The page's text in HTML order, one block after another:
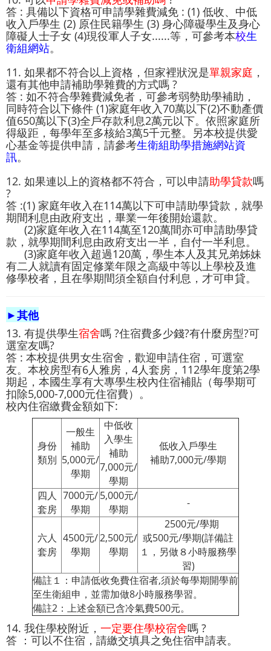
答 : 具備以下資格可申請學雜費減免 : (1) 低收、中低
收入戶學生 (2) 原住民籍學生 (3) 身心障礙學生及身心
障礙人士子女 (4)現役軍人子女......等，可參考本校生
衛組網站。
11. 如果都不符合以上資格，但家裡狀況是單親家庭 ，
還有其他申請補助學雜費的方式嗎 ?
答 : 如不符合學雜費減免者，可參考弱勢助學補助，
同時符合以下條件 (1)家庭年收入70萬以下(2)不動產價
值650萬以下(3)全戶存款利息2萬元以下。依照家庭所
得級距，每學年至多核給3萬5千元整。另本校提供愛
心基金等提供申請，請參考生衛組助學措施網站資
訊。
12. 如果連以上的資格都不符合，可以申請助學貸款嗎
?
答 :(1) 家庭年收入在114萬以下可申請助學貸款，就學
期間利息由政府支出，畢業一年後開始還款。
(2)家庭年收入在114萬至120萬間亦可申請助學貸
款，就學期間利息由政府支出一半，自付一半利息。
(3)家庭年收入超過120萬，學生本人及其兄弟姊妹
有二人就讀有固定修業年限之高級中等以上學校及進
修學校者，且在學期間須全額自付利息，才可申貸。
►其他
13. 有提供學生宿舍嗎 ?住宿費多少錢?有什麼房型?可
選室友嗎?
答 : 本校提供男女生宿舍，歡迎申請住宿，可選室
友。本校房型有6人雅房，4人套房，112學年度第2學
期起，本國生享有大專學生校內住宿補貼（每學期可
扣除5,000-7,000元住宿費）。
校內住宿繳費金額如下:
身份
類別
一般生
補助
5,000元/
學期
中低收
入學生
補助
7,000元/
學期
低收入戶學生
補助7,000元/學期
四人
套房
7000元/
學期
5,000元/
學期
-
六人
套房
4500元/
學期
2,500元/
學期
2500元/學期
或500元/學期(詳備註
１，另做８小時服務學
習)
備註１：申請低收免費住宿者,須於每學期開學前
至生衛組申，並需加做8小時服務學習。
備註2：上述金額已含冷氣費500元。
14. 我住學校附近， 一定要住學校宿舍嗎 ?
答 ：可以不住宿，請繳交填具之免住宿申請表。